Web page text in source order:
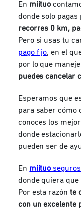
En miituo
donde solo
recorres 0 km,
Pero si usas tu
pago fijo, en el
por lo que
puedes cancelar
Esperamos que
para saber cómo
conoces los
donde
pueden ser de
En miituoseguros
donde quiera que
Por esta razónte
con un excelente